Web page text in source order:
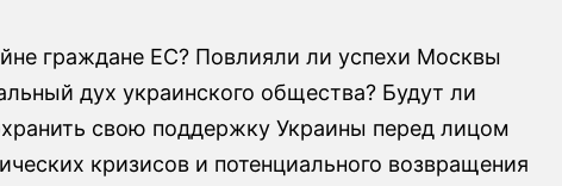
граждане ЕС? Повлияли ли успехи Москвы
дух украинского общества? Будут ли
свою поддержку Украины перед лицом
кризисов и потенциального возвращения